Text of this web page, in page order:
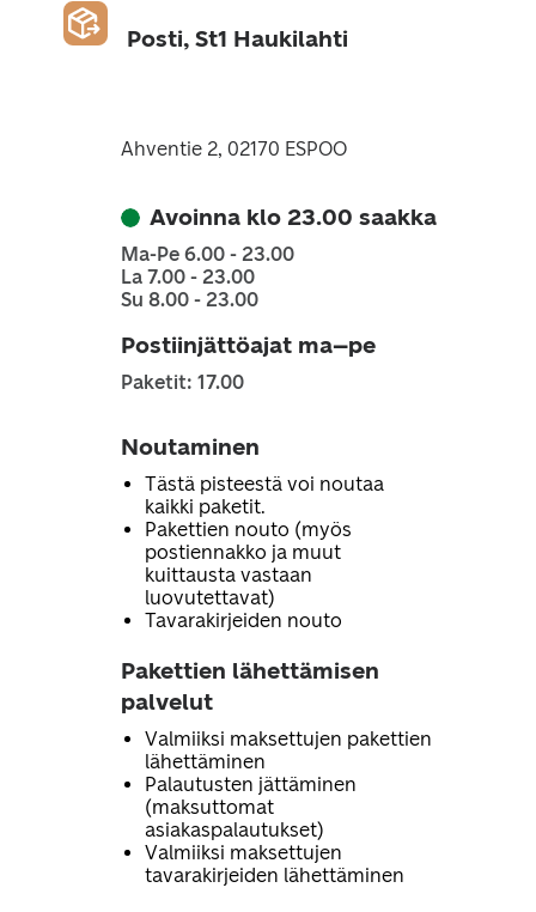
Posti, St1 Haukilahti
Ahventie 2, 02170 ESPOO
Avoinna klo 23.00 saakka
Ma-Pe 6.00 - 23.00
La 7.00 - 23.00
Su 8.00 - 23.00
Postiinjättöajat ma–pe
Paketit: 17.00
Noutaminen
Tästä pisteestä voi noutaa
kaikki paketit.
Pakettien nouto (myös
postiennakko ja muut
kuittausta vastaan
luovutettavat)
Tavarakirjeiden nouto
Pakettien lähettämisen
palvelut
Valmiiksi maksettujen pakettien
lähettäminen
Palautusten jättäminen
(maksuttomat
asiakaspalautukset)
Valmiiksi maksettujen
tavarakirjeiden lähettäminen